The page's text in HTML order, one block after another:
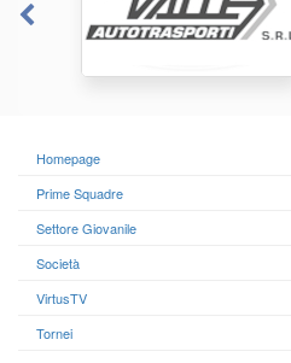
Homepage
Prime Squadre
Settore Giovanile
Società
VirtusTV
Tornei